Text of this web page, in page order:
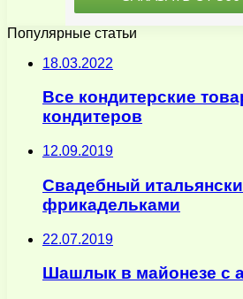
Популярные статьи
18.03.2022
Все кондитерские
кондитеров
12.09.2019
Свадебный
фрикадельками
22.07.2019
Шашлык в майонезе с